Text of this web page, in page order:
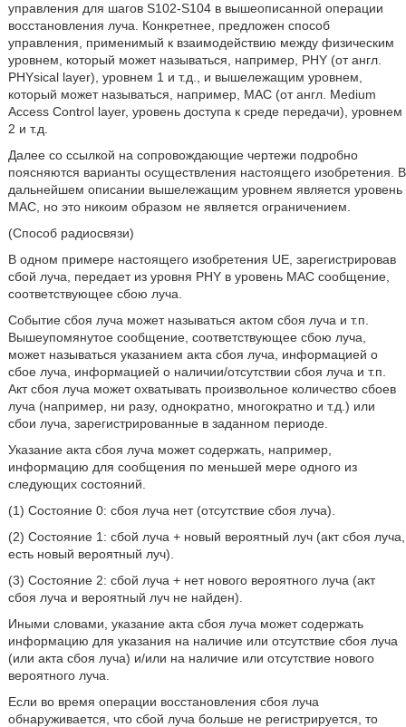
управления для шагов S102-S104 в вышеописанной операции
восстановления луча. Конкретнее, предложен способ
управления, применимый к взаимодействию между физическим
уровнем, который может называться, например, PHY (от англ.
PHYsical layer), уровнем 1 и т.д., и вышележащим уровнем,
который может называться, например, MAC (от англ. Medium
Access Control layer, уровень доступа к среде передачи), уровнем
2 и т.д.
Далее со ссылкой на сопровождающие чертежи подробно
поясняются варианты осуществления настоящего изобретения. В
дальнейшем описании вышележащим уровнем является уровень
MAC, но это никоим образом не является ограничением.
(Способ радиосвязи)
В одном примере настоящего изобретения UE, зарегистрировав
сбой луча, передает из уровня PHY в уровень MAC сообщение,
соответствующее сбою луча.
Событие сбоя луча может называться актом сбоя луча и т.п.
Вышеупомянутое сообщение, соответствующее сбою луча,
может называться указанием акта сбоя луча, информацией о
сбое луча, информацией о наличии/отсутствии сбоя луча и т.п.
Акт сбоя луча может охватывать произвольное количество сбоев
луча (например, ни разу, однократно, многократно и т.д.) или
сбои луча, зарегистрированные в заданном периоде.
Указание акта сбоя луча может содержать, например,
информацию для сообщения по меньшей мере одного из
следующих состояний.
(1) Состояние 0: сбоя луча нет (отсутствие сбоя луча).
(2) Состояние 1: сбой луча + новый вероятный луч (акт сбоя луча,
есть новый вероятный луч).
(3) Состояние 2: сбой луча + нет нового вероятного луча (акт
сбоя луча и вероятный луч не найден).
Иными словами, указание акта сбоя луча может содержать
информацию для указания на наличие или отсутствие сбоя луча
(или акта сбоя луча) и/или на наличие или отсутствие нового
вероятного луча.
Если во время операции восстановления сбоя луча
обнаруживается, что сбой луча больше не регистрируется, то